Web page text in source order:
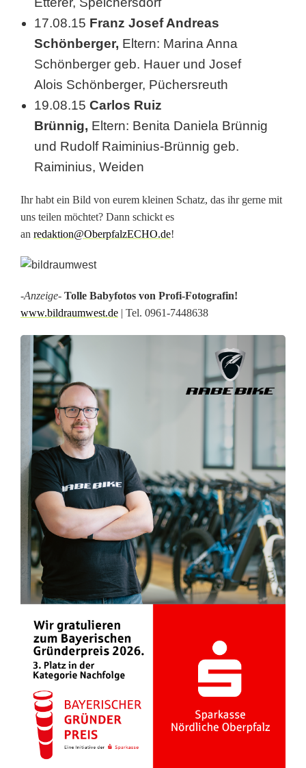
17.08.15 Franz Josef Andreas
Schönberger, Eltern: Marina Anna
Schönberger geb. Hauer und Josef
Alois Schönberger, Püchersreuth
19.08.15 Carlos Ruiz
Brünnig, Eltern: Benita Daniela Brünnig
und Rudolf Raiminius-Brünnig geb.
Raiminius, Weiden
Ihr habt ein Bild von eurem kleinen Schatz, das ihr gerne mit
uns teilen möchtet? Dann schickt es
an redaktion@OberpfalzECHO.de!
-Anzeige- Tolle Babyfotos von Profi-Fotografin!
www.bildraumwest.de | Tel. 0961-7448638